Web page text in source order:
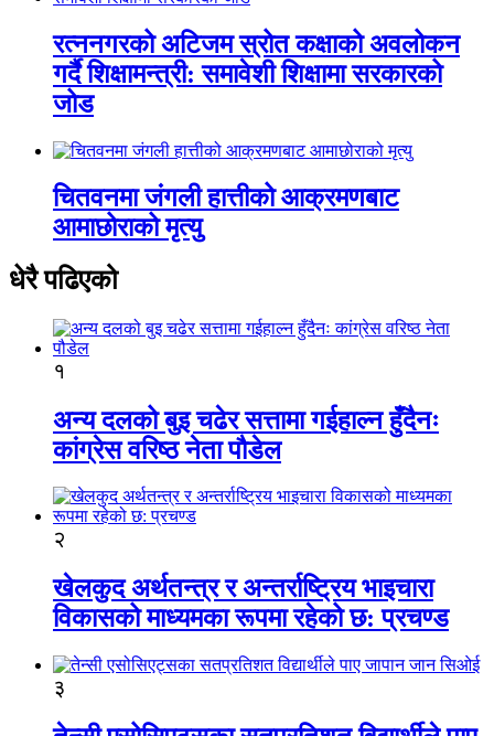
रत्ननगरको अटिजम स्रोत कक्षाको अवलोकन
गर्दै शिक्षामन्त्री: समावेशी शिक्षामा सरकारको
जोड
चितवनमा जंगली हात्तीको आक्रमणबाट
आमाछोराको मृत्यु
धेरै पढिएको
१
अन्य दलको बुइ चढेर सत्तामा गईहाल्न हुँदैनः
कांग्रेस वरिष्ठ नेता पौडेल
२
खेलकुद अर्थतन्त्र र अन्तर्राष्ट्रिय भाइचारा
विकासको माध्यमका रूपमा रहेको छ: प्रचण्ड
३